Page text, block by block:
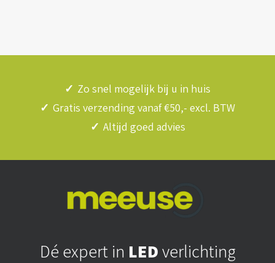
✓ Zo snel mogelijk bij u in huis
✓ Gratis verzending vanaf €50,- excl. BTW
✓ Altijd goed advies
Dé expert in LEDverlichting